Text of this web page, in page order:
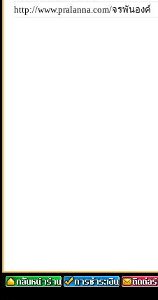
http://www.pralanna.com/จรพันองค์